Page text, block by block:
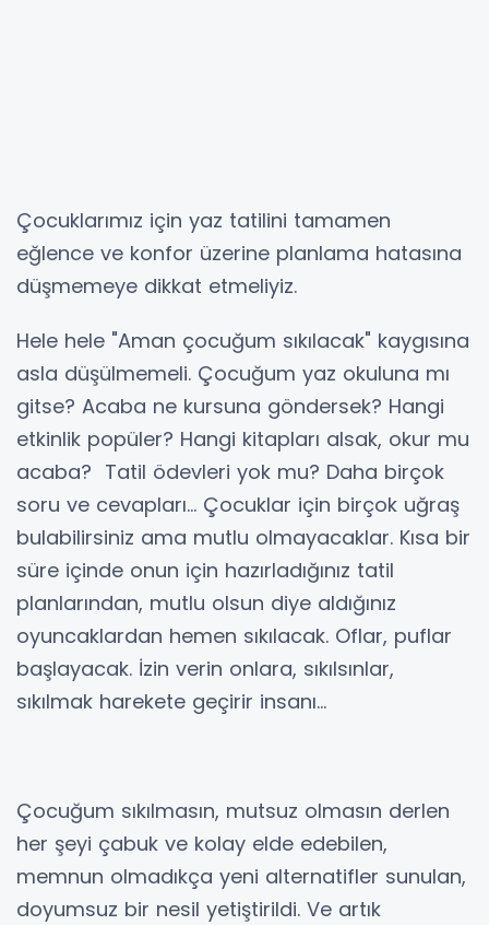
Çocuklarımız için yaz tatilini tamamen
eğlence ve konfor üzerine planlama hatasına
düşmemeye dikkat etmeliyiz.
Hele hele "Aman çocuğum sıkılacak" kaygısına
asla düşülmemeli. Çocuğum yaz okuluna mı
gitse? Acaba ne kursuna göndersek? Hangi
etkinlik popüler? Hangi kitapları alsak, okur mu
acaba? Tatil ödevleri yok mu? Daha birçok
soru ve cevapları… Çocuklar için birçok uğraş
bulabilirsiniz ama mutlu olmayacaklar. Kısa bir
süre içinde onun için hazırladığınız tatil
planlarından, mutlu olsun diye aldığınız
oyuncaklardan hemen sıkılacak. Oflar, puflar
başlayacak. İzin verin onlara, sıkılsınlar,
sıkılmak harekete geçirir insanı...
Çocuğum sıkılmasın, mutsuz olmasın derlen
her şeyi çabuk ve kolay elde edebilen,
memnun olmadıkça yeni alternatifler sunulan,
doyumsuz bir nesil yetiştirildi. Ve artık